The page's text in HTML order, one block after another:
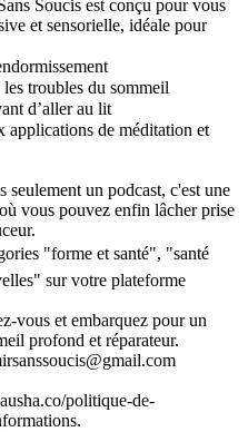
Soucis est conçu pour vous
et sensorielle, idéale pour
troubles du sommeil
d’aller au lit
de méditation et
seulement un podcast, c'est une
vous pouvez enfin lâcher prise
"forme et santé", "santé
sur votre plateforme
vous et embarquez pour un
profond et réparateur.
politique-de-